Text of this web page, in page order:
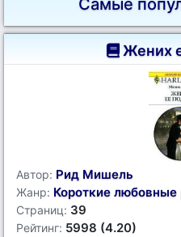
Самые
Жених
Автор: Рид Мишель
Жанр: Короткие
Страниц: 39
Рейтинг: 5998 (4.20)